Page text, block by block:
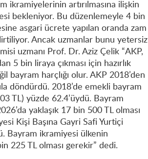
ikramiyelerinin artırılmasına ilişkin
bekleniyor. Bu düzenlemeyle 4 bin
asgari ücrete yapılan oranda zam
Ancak uzmanlar bunu yetersiz
uzmanı Prof. Dr. Aziz Çelik “AKP,
5 bin liraya çıkması için hazırlık
bayram harçlığı olur. AKP 2018’den
döndürdü. 2018’de emekli bayram
TL) yüzde 62.4’üydü. Bayram
yaklaşık 17 bin 500 TL olması
Kişi Başına Gayri Safi Yurtiçi
Bayram ikramiyesi ülkenin
225 TL olması gerekir” dedi.